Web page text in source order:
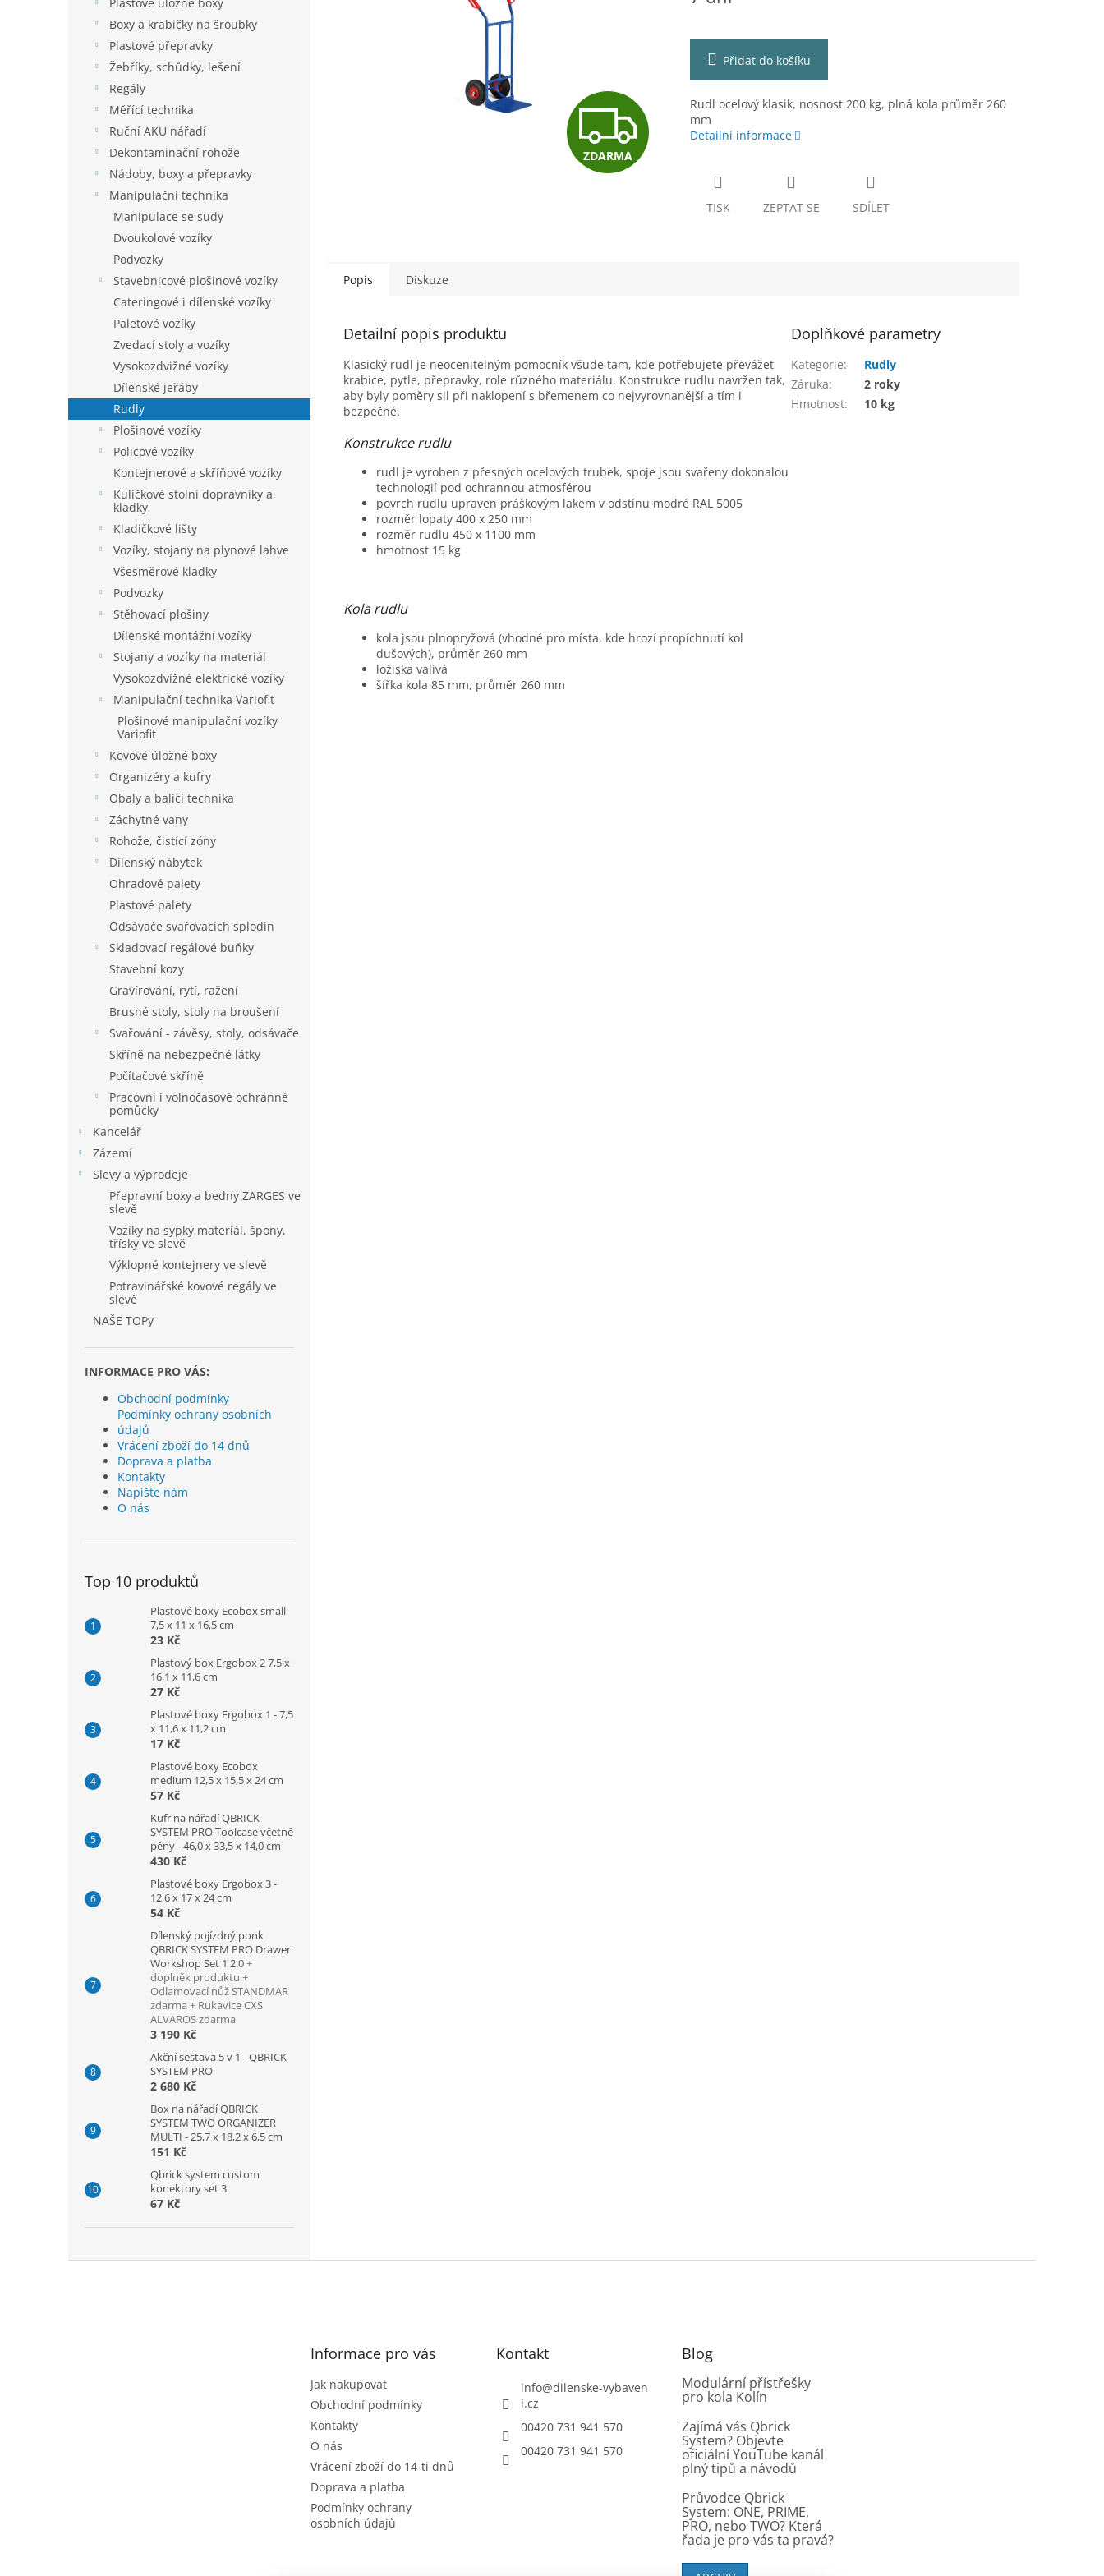
Boxy a krabičky na šroubky
Plastové přepravky
Žebříky, schůdky, lešení
Regály
Měřící technika
Ruční AKU nářadí
Dekontaminační rohože
Nádoby, boxy a přepravky
Manipulační technika
Manipulace se sudy
Dvoukolové vozíky
Podvozky
Stavebnicové plošinové vozíky
Cateringové i dílenské vozíky
Paletové vozíky
Zvedací stoly a vozíky
Vysokozdvižné vozíky
Dílenské jeřáby
Rudly
Plošinové vozíky
Policové vozíky
Kontejnerové a skříňové vozíky
Kuličkové stolní dopravníky a
kladky
Kladičkové lišty
Vozíky, stojany na plynové lahve
Všesměrové kladky
Podvozky
Stěhovací plošiny
Dílenské montážní vozíky
Stojany a vozíky na materiál
Vysokozdvižné elektrické vozíky
Manipulační technika Variofit
Plošinové manipulační vozíky
Variofit
Kovové úložné boxy
Organizéry a kufry
Obaly a balicí technika
Záchytné vany
Rohože, čistící zóny
Dílenský nábytek
Ohradové palety
Plastové palety
Odsávače svařovacích splodin
Skladovací regálové buňky
Stavební kozy
Gravírování, rytí, ražení
Brusné stoly, stoly na broušení
Svařování - závěsy, stoly, odsávače
Skříně na nebezpečné látky
Počítačové skříně
Pracovní i volnočasové ochranné
pomůcky
Kancelář
Zázemí
Slevy a výprodeje
Přepravní boxy a bedny ZARGES ve
slevě
Vozíky na sypký materiál, špony,
třísky ve slevě
Výklopné kontejnery ve slevě
Potravinářské kovové regály ve
slevě
NAŠE TOPy
INFORMACE PRO VÁS:
Obchodní podmínky
Podmínky ochrany osobních
údajů
Vrácení zboží do 14 dnů
Doprava a platba
Kontakty
Napište nám
O nás
Top 10 produktů
Plastové boxy Ecobox small
7,5 x 11 x 16,5 cm
23 Kč
Plastový box Ergobox 2 7,5 x
16,1 x 11,6 cm
27 Kč
Plastové boxy Ergobox 1 - 7,5
x 11,6 x 11,2 cm
17 Kč
Plastové boxy Ecobox
medium 12,5 x 15,5 x 24 cm
57 Kč
Kufr na nářadí QBRICK
SYSTEM PRO Toolcase včetně
pěny - 46,0 x 33,5 x 14,0 cm
430 Kč
Plastové boxy Ergobox 3 -
12,6 x 17 x 24 cm
54 Kč
Dílenský pojízdný ponk
QBRICK SYSTEM PRO Drawer
Workshop Set 1 2.0+
doplněk produktu +
Odlamovací nůž STANDMAR
zdarma + Rukavice CXS
ALVAROS zdarma
3 190 Kč
Akční sestava 5 v 1 - QBRICK
SYSTEM PRO
2 680 Kč
Box na nářadí QBRICK
SYSTEM TWO ORGANIZER
MULTI - 25,7 x 18,2 x 6,5 cm
151 Kč
Qbrick system custom
konektory set 3
67 Kč
Z
D
M
A
ZDARMA
Přidat do košíku
Rudl ocelový klasik, nosnost 200 kg, plná kola průměr 260
mm
Detailní informace
TISK ZEPTAT SE SDÍLET
Popis Diskuze
Detailní popis produktu
Klasický rudl je neocenitelným pomocník všude tam, kde potřebujete převážet
krabice, pytle, přepravky, role různého materiálu. Konstrukce rudlu navržen tak,
aby byly poměry sil při naklopení s břemenem co nejvyrovnanější a tím i
bezpečné.
Konstrukce rudlu
rudl je vyroben z přesných ocelových trubek, spoje jsou svařeny dokonalou
technologií pod ochrannou atmosférou
povrch rudlu upraven práškovým lakem v odstínu modré RAL 5005
rozměr lopaty 400 x 250 mm
rozměr rudlu 450 x 1100 mm
hmotnost 15 kg
Kola rudlu
kola jsou plnopryžová (vhodné pro místa, kde hrozí propíchnutí kol
dušových), průměr 260 mm
ložiska valivá
šířka kola 85 mm, průměr 260 mm
Doplňkové parametry
Kategorie:
Rudly
Záruka:
2 roky
Hmotnost: 10 kg
Informace pro vás
Jak nakupovat
Obchodní podmínky
Kontakty
O nás
Vrácení zboží do 14-ti dnů
Doprava a platba
Podmínky ochrany
osobních údajů
Kontakt
info@dilenske-vybaven
i.cz
00420 731 941 570
00420 731 941 570
Blog
Modulární přístřešky
pro kola Kolín
Zajímá vás Qbrick
System? Objevte
oficiální YouTube kanál
plný tipů a návodů
Průvodce Qbrick
System: ONE, PRIME,
PRO, nebo TWO? Která
řada je pro vás ta pravá?